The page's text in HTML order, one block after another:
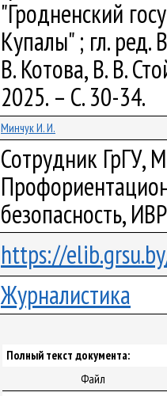
"Гродненский
Купалы" ; гл. ред.
В. Котова, В. В.
2025. – С. 30-34.
Минчук И. И.
Сотрудник ГрГУ,
безопасность,
https://
Журналистика
Полный текст документа:
Файл